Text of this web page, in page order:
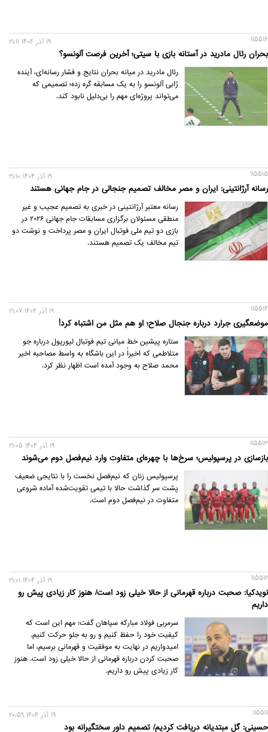
115516
بحران رئال مادرید در آستانه بازی با سیتی؛ آخرین فرصت آلونسو؟
19 آذر 1404 21:11
رئال مادرید در میانه بحران نتایج و فشار رسانه‌ای، آینده
ژابی آلونسو را به یک مسابقه گره زده؛ تصمیمی که
می‌تواند پروژه‌ای مهم را بی‌دلیل نابود کند.
115515
رسانه آرژانتینی: ایران و مصر مخالف تصمیم جنجالی در جام جهانی هستند
19 آذر 1404 21:10
رسانه معتبر آرژانتینی در خبری به تصمیم عجیب و غیر
منطقی مسئولان برگزاری مسابقات جام جهانی ۲۰۲۶ در
بازی دو تیم ملی فوتبال ایران و مصر پرداخت و نوشت دو
تیم مخالف یک تصمیم هستند.
115514
موضعگیری جرارد درباره جنجال صلاح؛ او هم مثل من اشتباه کرد!
19 آذر 1404 21:07
ستاره پیشین خط میانی تیم فوتبال لیورپول درباره جو
متلاطمی که اخیراً در این باشگاه به واسط مصاحبه اخیر
محمد صلاح به وجود آمده است اظهار نظر کرد.
115513
بازسازی در پرسپولیس؛ سرخ‌ها با چهره‌ای متفاوت وارد نیم‌فصل دوم می‌شوند
19 آذر 1404 21:05
پرسپولیس زنان که نیم‌فصل نخست را با نتایجی ضعیف
پشت سر گذاشت حالا با تیمی تقویت‌شده آماده شروعی
متفاوت در نیم‌فصل دوم است.
115512
نویدکیا: صحبت درباره قهرمانی از حالا خیلی زود است/ هنوز کار زیادی پیش رو
داریم
19 آذر 1404 21:01
سرمربی فولاد مبارکه سپاهان گفت: مهم این است که
کیفیت خود را حفظ کنیم و رو به جلو حرکت کنیم.
امیدواریم در نهایت به موفقیت و قهرمانی برسیم، اما
صحبت کردن درباره قهرمانی از حالا خیلی زود است. هنوز
کار زیادی پیش رو داریم.
115511
حسینی: گل مبتدیانه دریافت کردیم/ تصمیم داور سختگیرانه بود
19 آذر 1404 20:59